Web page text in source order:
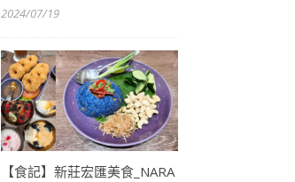
2024/07/19
【食記】新莊宏匯美食_NARA